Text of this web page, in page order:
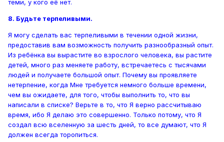
теми, у кого её нет.
8. Будьте терпеливыми.
Я могу сделать вас терпеливыми в течении одной жизни,
предоставив вам возможность получить разнообразный опыт.
Из ребёнка вы вырастите во взрослого человека, вы растите
детей, много раз меняете работу, встречаетесь с тысячами
людей и получаете большой опыт. Почему вы проявляете
нетерпение, когда Мне требуется немного больше времени,
чем вы ожидаете, для того, чтобы выполнить то, что вы
написали в списке? Верьте в то, что Я верно рассчитываю
время, ибо Я делаю это совершенно. Только потому, что Я
создал всю вселенную за шесть дней, то все думают, что Я
должен всегда торопиться.